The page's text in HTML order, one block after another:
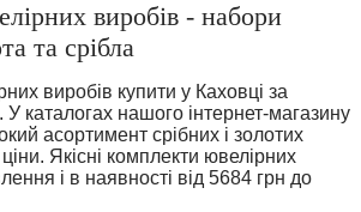
виробів - набори
та срібла
виробів купити у Каховці за
каталогах нашого інтернет-магазину
асортимент срібних і золотих
ціни. Якісні комплекти ювелірних
і в наявності від 5684 грн до